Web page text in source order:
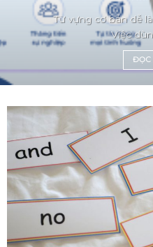
Từ vựng cơ bản dễ
Việc
ĐỌC